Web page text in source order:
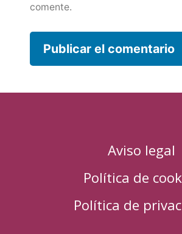
comente.
Aviso legal
Política de
Política de